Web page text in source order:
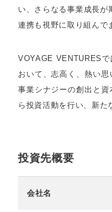
い、さらなる事業成長
連携も視野に取り組んで
VOYAGE VENTURESで
おいて、志高く、熱い思
事業シナジーの創出と
ら投資活動を行い、新た
投資先概要
会社名